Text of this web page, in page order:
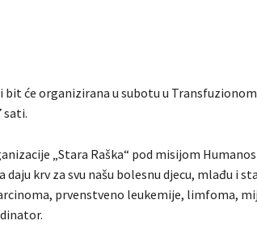
će organizirana u subotu u
sati.
„Stara Raška“ pod misijom
daju krv za svu našu bolesnu djecu, mlađu i
prvenstveno leukemije, limfoma,